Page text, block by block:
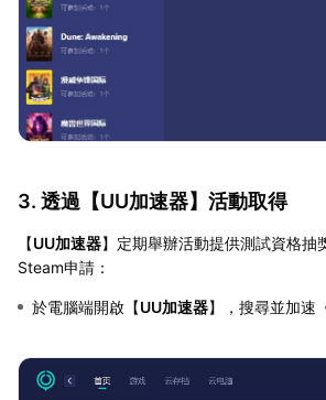
3. 透過【UU加速器】活動取得
【UU加速器】定期舉辦活動提供測試資格抽
Steam申請：
於電腦端開啟【UU加速器】，搜尋並加速